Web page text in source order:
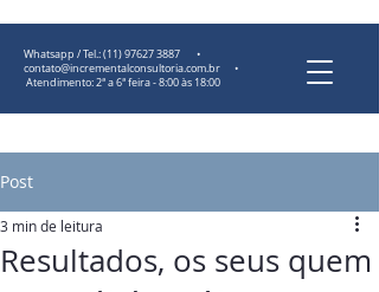
Whatsapp / Tel.:(11) 97627 3887 •
contato@incrementalconsultoria.com.br •
Atendimento: 2ª a 6ª feira - 8:00 às 18:00
Post
Resultados, os seus quem
3 min de leitura